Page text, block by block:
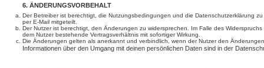
6. ÄNDERUNGSVORBEHALT
Der Betreiber ist berechtigt, die Nutzungsbedingungen und die Datenschutzerklärung
per E-Mail mitgeteilt.
Der Nutzer ist berechtigt, den Änderungen zu widersprechen. Im Falle des
dem Nutzer bestehende Vertragsverhältnis mit sofortiger Wirkung.
Die Änderungen gelten als anerkannt und verbindlich, wenn der Nutzer den
Informationen über den Umgang mit deinen persönlichen Daten sind in der